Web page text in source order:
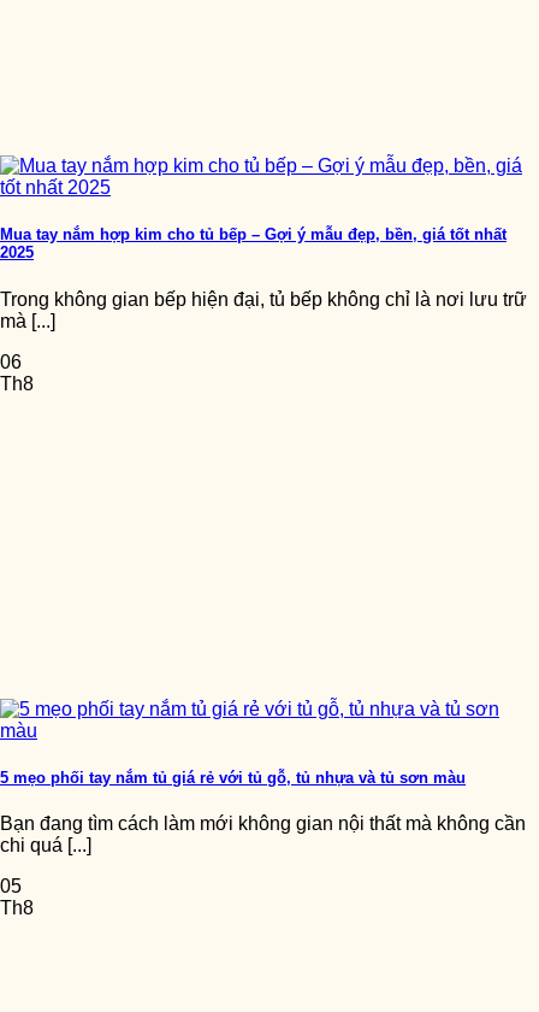
Mua tay nắm hợp kim cho tủ bếp – Gợi ý mẫu đẹp, bền, giá tốt nhất
2025
Trong không gian bếp hiện đại, tủ bếp không chỉ là nơi lưu trữ
mà [...]
06
Th8
5 mẹo phối tay nắm tủ giá rẻ với tủ gỗ, tủ nhựa và tủ sơn màu
Bạn đang tìm cách làm mới không gian nội thất mà không cần
chi quá [...]
05
Th8